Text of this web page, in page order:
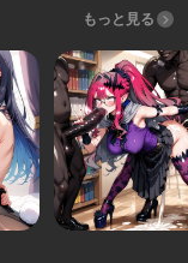
もっと見る